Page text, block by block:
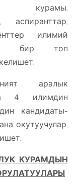
курамы,
аспиранттар,
илимий
бир топ
аралык
4 илимдин
кандидаты-
окутуучулар,
КУРАМДЫН